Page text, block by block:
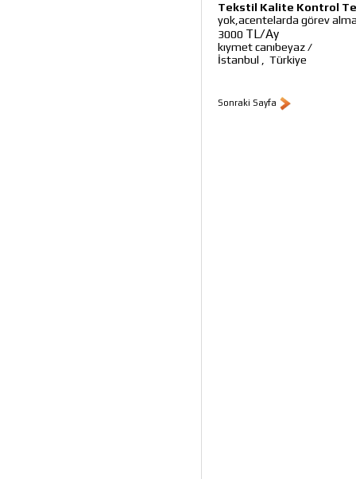
Tekstil Kalite Kontrol
yok,acentelarda görev
3000 TL/Ay
kıymet canıbeyaz/
İstanbul
Türkiye
Sonraki Sayfa